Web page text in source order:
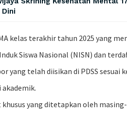
kelas terakhir tahun 2025 yang
Siswa Nasional (NISN) dan
yang telah diisikan di PDSS sesuai
yang ditetapkan oleh